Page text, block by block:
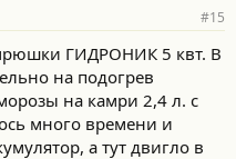
#15
ГИДРОНИК 5 квт. В
на подогрев
на камри 2,4 л. с
много времени и
а тут двигло в